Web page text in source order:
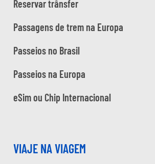
Reservar trânsfer
Passagens de trem na Europa
Passeios no Brasil
Passeios na Europa
eSim ou Chip Internacional
VIAJE NA VIAGEM